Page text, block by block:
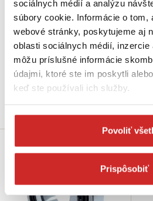
sociálnych médií a analýzu
súbory cookie. Informácie o tom,
webové stránky, poskytujeme aj
oblasti sociálnych médií, inzercie
môžu príslušné informácie
údajmi, ktoré ste im poskytli
keď ste používali ich služby.
Povoliť
Prispôsobiť
Complex Ložisko 7309 B
13,01 €
Šírka (mm): 25 mm
Vnútorný priemer (mm): 45 mm
Vonkajší priemer (mm): 100 mm
Nie je skladom